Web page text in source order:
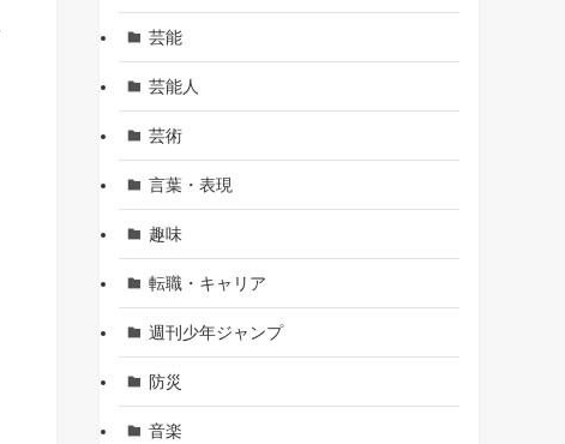
芸能
芸能人
芸術
言葉・表現
趣味
転職・キャリア
週刊少年ジャンプ
防災
音楽